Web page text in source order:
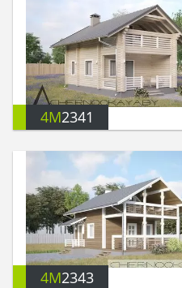
4M2341
4M2343